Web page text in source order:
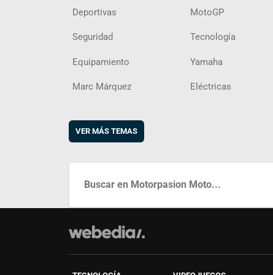
Deportivas MotoGP
Seguridad Tecnología
Equipamiento Yamaha
Marc Márquez Eléctricas
VER MÁS TEMAS